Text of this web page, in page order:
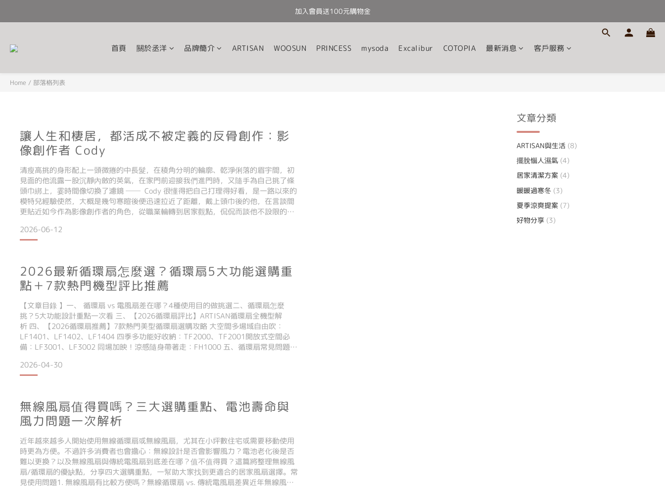
全館滿千免運
加入會員送100元購物金
首頁 關於丞洋 品牌簡介 ARTISAN WOOSUN PRINCESS mysoda Excalibur COTOPIA 最新消息 客戶服務
Home / 部落格列表
讓人生和棲居，都活成不被定義的反骨創作：影
像創作者 Cody
清瘦高挑的身形配上一頭微捲的中長髮，在稜角分明的輪廓、乾淨俐落的眉宇間，初
見面的他流露一股沉靜內斂的英氣，在家門前迎接我們進門時，又隨手為自己挑了條
頭巾綁上，霎時間像切換了濾鏡 ── Cody 很懂得把自己打理得好看，是一路以來的
模特兒經驗使然，大概是幾句寒暄後便迅速拉近了距離，戴上頭巾後的他，在言談間
更貼近如今作為影像創作者的角色，從職業輪轉到居家觀點，侃侃而談他不設限的生
關注，他謙稱一切都是好運，「Dcard
2026-06-12
2026最新循環扇怎麼選？循環扇5大功能選購重
點＋7款熱門機型評比推薦
【文章目錄 】一、 循環扇 vs 電風扇差在哪？4種使用目的做挑選二、循環扇怎麼
挑？5大功能設計重點一次看 三、【2026循環扇評比】ARTISAN循環扇全機型解
析 四、【2026循環扇推薦】7款熱門美型循環扇選購攻略 大空間多場域自由吹：
LF1401、LF1402、LF1404 四季多功能好收納：TF2000、TF2001開放式空間必
備：LF3001、LF3002 同場加映！涼感隨身帶著走：FH1000 五、循環扇常見問題
2026-04-30
無線風扇值得買嗎？三大選購重點、電池壽命與
風力問題一次解析
近年越來越多人開始使用無線循環扇或無線風扇，尤其在小坪數住宅或需要移動使用
時更為方便。不過許多消費者也會擔心：無線設計是否會影響風力？電池老化後是否
難以更換？以及無線風扇與傳統電風扇到底差在哪？值不值得買？這篇將整理無線風
扇/循環扇的優缺點，分享四大選購重點，一幫助大家找到更適合的居家風扇選擇。常
見使用問題1. 無線風扇有比較方便嗎？無線循環扇 vs. 傳統電風扇差異近年無線風扇
文章分類
ARTISAN與生活 (8)
擺脫惱人濕氣 (4)
居家清潔方案 (4)
暖暖過寒冬 (3)
夏季涼爽提案 (7)
好物分享 (3)